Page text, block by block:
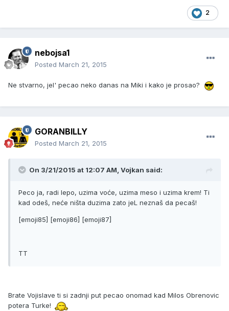
2
nebojsa1
Posted March 21, 2015
Ne stvarno, jel' pecao neko danas na Miki i kako je prosao?
GORANBILLY
Posted March 21, 2015
On 3/21/2015 at 12:07 AM, Vojkan said:
Peco ja, radi lepo, uzima voće, uzima meso i uzima krem! Ti
kad odeš, neće ništa duzima zato jeL neznaš da pecaš!
[emoji85] [emoji86] [emoji87]
TT
Brate Vojislave ti si zadnji put pecao onomad kad Milos Obrenovic
potera Turke!